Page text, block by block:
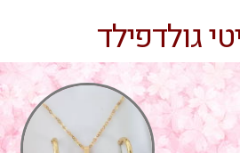
גולדפילד